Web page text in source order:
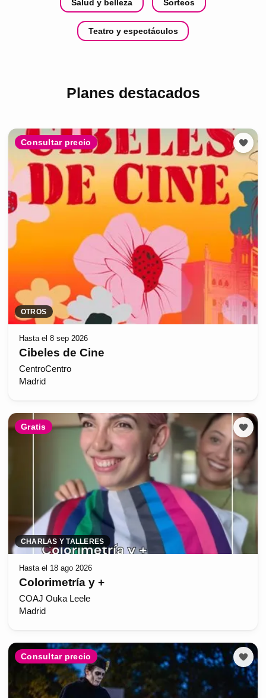
Salud y belleza Sorteos
Teatro y espectáculos
Planes destacados
Consultar precio
OTROS
Hasta el 8 sep 2026
Cibeles de Cine
CentroCentro
Madrid
Gratis
CHARLAS Y TALLERES
Hasta el 18 ago 2026
Colorimetría y +
COAJ Ouka Leele
Madrid
Consultar precio